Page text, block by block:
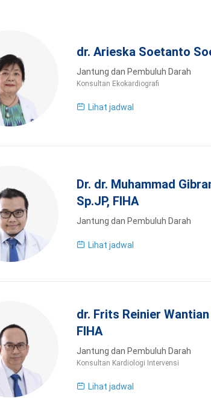
dr. Arieska Soetanto
Jantung dan Pembuluh Darah
Konsultan Ekokardiografi
Lihat jadwal
Dr. dr. Muhammad
Sp.JP, FIHA
Jantung dan Pembuluh Darah
Lihat jadwal
dr. Frits Reinier
FIHA
Jantung dan Pembuluh Darah
Konsultan Kardiologi Intervensi
Lihat jadwal